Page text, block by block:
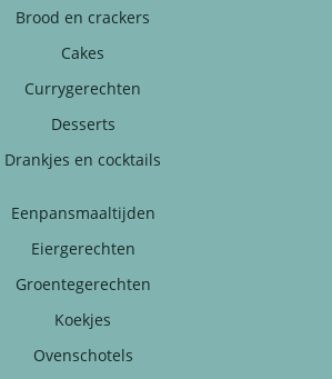
Brood en crackers
Cakes
Currygerechten
Desserts
Drankjes en cocktails
Eenpansmaaltijden
Eiergerechten
Groentegerechten
Koekjes
Ovenschotels